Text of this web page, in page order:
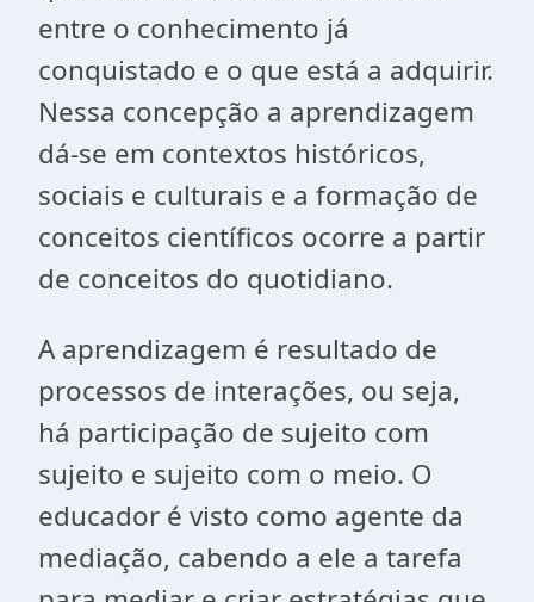
entre o conhecimento já
conquistado e o que está a adquirir.
Nessa concepção a aprendizagem
dá-se em contextos históricos,
sociais e culturais e a formação de
conceitos científicos ocorre a partir
de conceitos do quotidiano.
A aprendizagem é resultado de
processos de interações, ou seja,
há participação de sujeito com
sujeito e sujeito com o meio. O
educador é visto como agente da
mediação, cabendo a ele a tarefa